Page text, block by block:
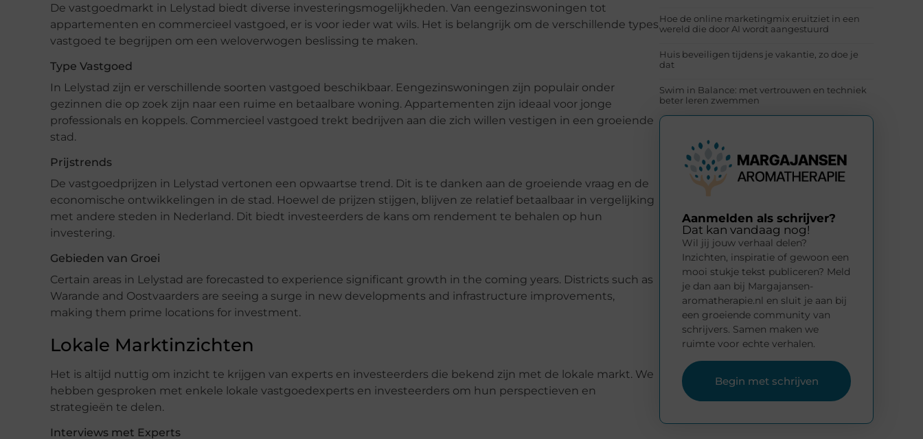
De vastgoedmarkt in Lelystad biedt diverse investeringsmogelijkheden. Van eengezinswoningen tot
appartementen en commercieel vastgoed, er is voor ieder wat wils. Het is belangrijk om de verschillende types
vastgoed te begrijpen om een weloverwogen beslissing te maken.
Type Vastgoed
In Lelystad zijn er verschillende soorten vastgoed beschikbaar. Eengezinswoningen zijn populair onder
gezinnen die op zoek zijn naar een ruime en betaalbare woning. Appartementen zijn ideaal voor jonge
professionals en koppels. Commercieel vastgoed trekt bedrijven aan die zich willen vestigen in een groeiende
stad.
Prijstrends
De vastgoedprijzen in Lelystad vertonen een opwaartse trend. Dit is te danken aan de groeiende vraag en de
economische ontwikkelingen in de stad. Hoewel de prijzen stijgen, blijven ze relatief betaalbaar in vergelijking
met andere steden in Nederland. Dit biedt investeerders de kans om rendement te behalen op hun
investering.
Gebieden van Groei
Certain areas in Lelystad are forecasted to experience significant growth in the coming years. Districts such as
Warande and Oostvaarders are seeing a surge in new developments and infrastructure improvements,
making them prime locations for investment.
Lokale Marktinzichten
Het is altijd nuttig om inzicht te krijgen van experts en investeerders die bekend zijn met de lokale markt. We
hebben gesproken met enkele lokale vastgoedexperts en investeerders om hun perspectieven en
strategieën te delen.
Interviews met Experts
Hoe de online marketingmix eruitziet in een
wereld die door AI wordt aangestuurd
Huis beveiligen tijdens je vakantie, zo doe je
dat
Swim in Balance: met vertrouwen en techniek
beter leren zwemmen
Aanmelden als schrijver?
Dat kan vandaag nog!
Wil jij jouw verhaal delen?
Inzichten, inspiratie of gewoon een
mooi stukje tekst publiceren? Meld
je dan aan bij Margajansen-
aromatherapie.nl en sluit je aan bij
een groeiende community van
schrijvers. Samen maken we
ruimte voor echte verhalen.
Begin met schrijven